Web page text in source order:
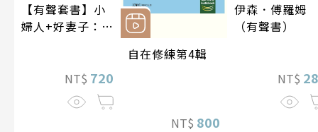
【有聲套書】小
婦人+好妻子：路
NT$ 720
自在修練第4輯
NT$ 800
伊森．傅羅姆
（有聲書）
NT$